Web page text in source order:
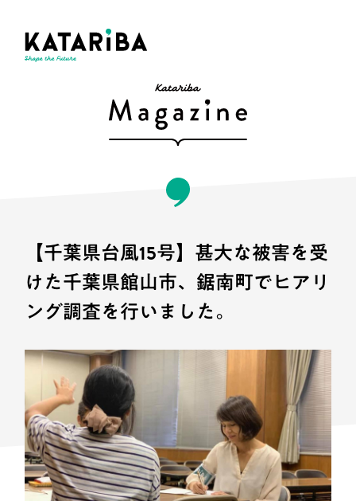
【千葉県台風15号】甚大な被害を受
けた千葉県館山市、鋸南町でヒアリ
ング調査を行いました。